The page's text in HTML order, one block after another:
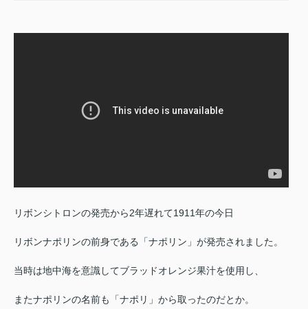
リボンシトロンの発売から2年遅れて1911年の今日
リボンナポリンの前身である「ナポリン」が発売されました。
当時は地中海を意識してブラッドオレンジ果汁を使用し、
またナポリンの名前も「ナポリ」から取ったのだとか。